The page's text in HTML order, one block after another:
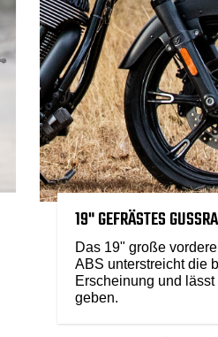
19" GEFRÄSTES
Das 19" große
ABS unterstreicht die
Erscheinung und
geben.